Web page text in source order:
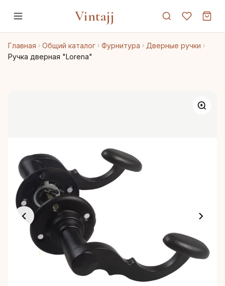
Vintajj
Главная Общий каталог Фурнитура
Дверные ручки
Ручка дверная "Lorena"